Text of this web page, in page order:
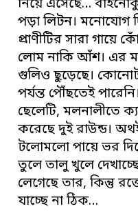
নিয়ে এসেছে…
পড়া লিটন। মনোযোগ
প্রাণীটির সারা গায়ে
লোম নাকি আঁশ। এর
গুলিও ছুড়েছে।
পর্যন্ত পৌঁছতেই
ছেলেটি, মলনালীতে
করেছে দুই রাউন্ড।
টলোমলো পায়ে ভর
তুলে তালু খুলে
লেগেছে তার, কিন্তু
যাচ্ছে না ঠিক…